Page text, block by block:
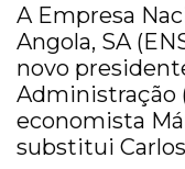
A Empresa
Angola, SA
novo
Administração
economista
substitui Carlos